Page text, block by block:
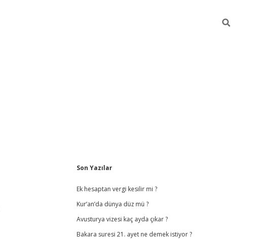
Sidebar
Son Yazılar
Ek hesaptan vergi kesilir mi ?
Kur’an’da dünya düz mü ?
Avusturya vizesi kaç ayda çıkar ?
Bakara suresi 21. ayet ne demek istiyor ?